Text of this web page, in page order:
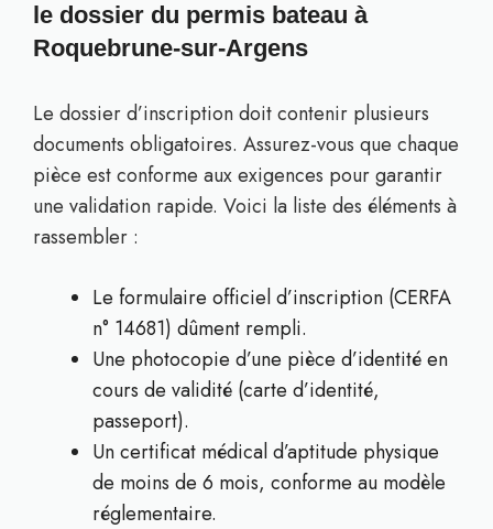
le dossier du permis bateau à
Roquebrune-sur-Argens
Le dossier d’inscription doit contenir plusieurs
documents obligatoires. Assurez-vous que chaque
pièce est conforme aux exigences pour garantir
une validation rapide. Voici la liste des éléments à
rassembler :
Le formulaire officiel d’inscription (CERFA
n° 14681) dûment rempli.
Une photocopie d’une pièce d’identité en
cours de validité (carte d’identité,
passeport).
Un certificat médical d’aptitude physique
de moins de 6 mois, conforme au modèle
réglementaire.